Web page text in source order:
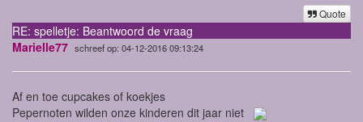
Quote
RE: spelletje: Beantwoord de vraag
Marielle77 schreef op: 04-12-2016 09:13:24
Af en toe cupcakes of koekjes
Pepernoten wilden onze kinderen dit jaar niet